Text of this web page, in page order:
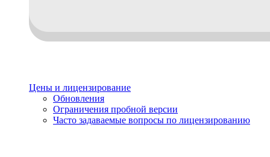
Цены и лицензирование
Обновления
Ограничения пробной версии
Часто задаваемые вопросы по лицензированию